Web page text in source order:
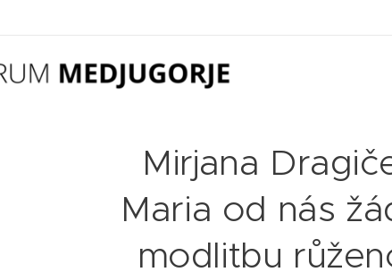
Mirjana
Maria od nás
modlitbu